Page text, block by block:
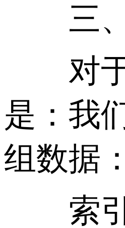
三、
对于
是：我
组数据：
索引